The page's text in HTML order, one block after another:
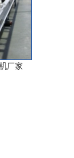
厂家